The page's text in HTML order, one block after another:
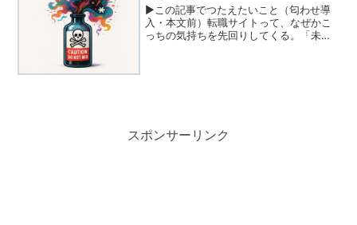
▶この記事でつたえたいこと（匂わせ導
入・本文前）転職サイトって、なぜかこ
っちの気持ちを先回りしてくる。「未経
スポンサーリンク